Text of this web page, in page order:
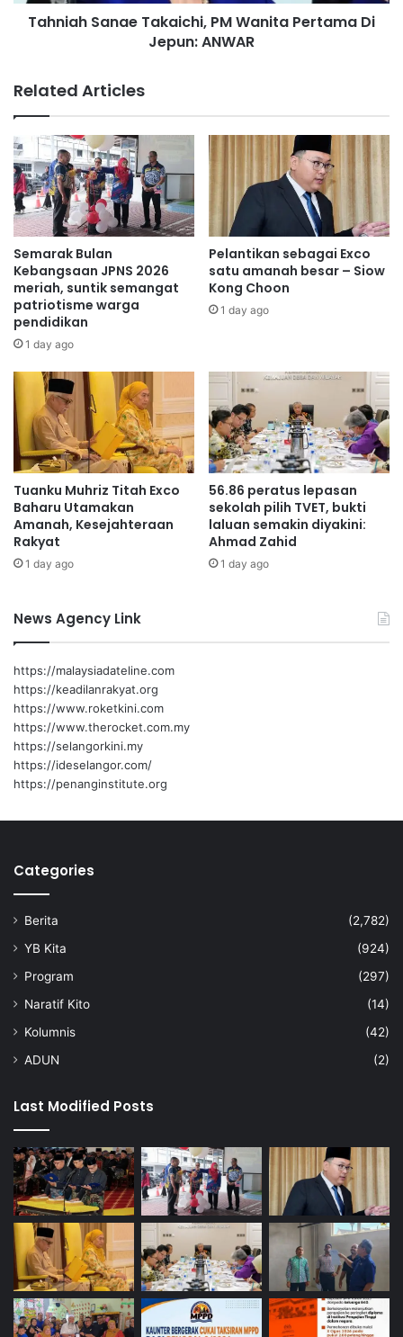
Jempol Mustapha
d
i
e
r
k
e
n
l
k
a
n
D
s
e
m
b
e
r
i
n
i
a
k
a
i
c
h
i
,
P
M
W
a
n
i
a
P
e
a
m
a
D
i
J
u
n
:
A
N
W
A
R
Tahniah Sanae Takaichi, PM Wanita Pertama Di
Jepun: ANWAR
Related Articles
Semarak Bulan
Kebangsaan JPNS 2026
meriah, suntik semangat
patriotisme warga
pendidikan
1 day ago
Pelantikan sebagai Exco
satu amanah besar – Siow
Kong Choon
1 day ago
Tuanku Muhriz Titah Exco
Baharu Utamakan
Amanah, Kesejahteraan
Rakyat
1 day ago
56.86 peratus lepasan
sekolah pilih TVET, bukti
laluan semakin diyakini:
Ahmad Zahid
1 day ago
News Agency Link
https://malaysiadateline.com
https://keadilanrakyat.org
https://www.roketkini.com
https://www.therocket.com.my
https://selangorkini.my
https://ideselangor.com/
https://penanginstitute.org
Categories
Berita
(2,782)
YB Kita
(924)
Program
(297)
Naratif Kito
(14)
Kolumnis
(42)
ADUN
(2)
Last Modified Posts